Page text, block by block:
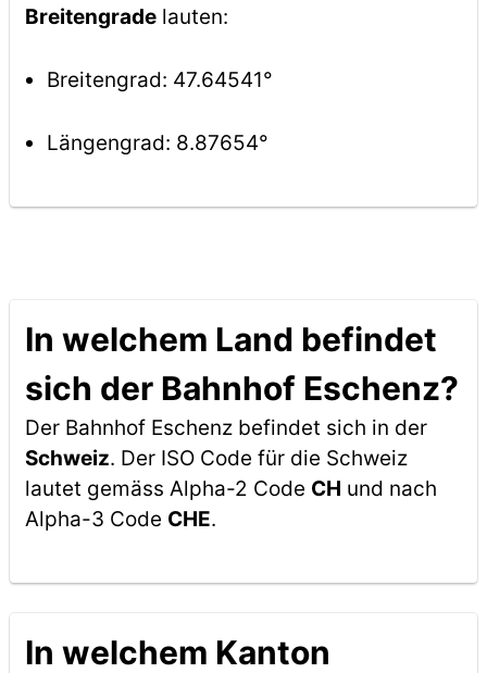
Breitengradelauten:
Breitengrad: 47.64541°
Längengrad: 8.87654°
In welchem Land befindet
sich der Bahnhof Eschenz?
Der Bahnhof Eschenz befindet sich in der
Schweiz. Der ISO Code für die Schweiz
lautet gemäss Alpha-2 Code CH und nach
Alpha-3 Code CHE.
In welchem Kanton